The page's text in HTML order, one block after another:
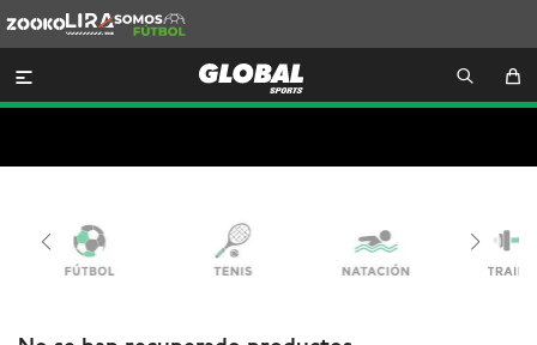
Lira
Somos
Futbol
